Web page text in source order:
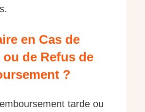
en Cas de
ou de Refus de
?
tarde ou